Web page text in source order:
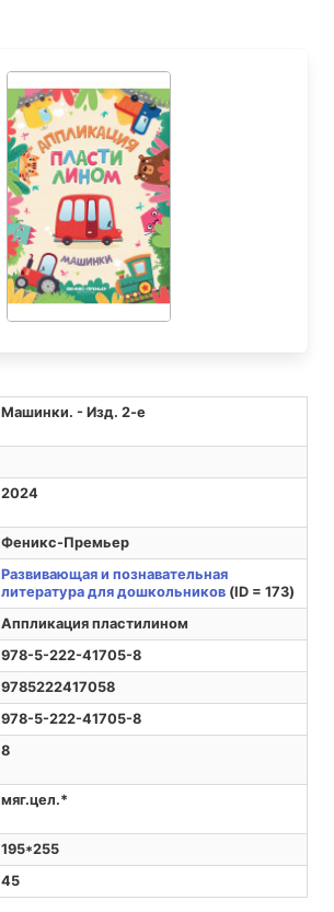
Машинки. - Изд. 2-е
2024
Феникс-Премьер
Развивающая и познавательная
литература для дошкольников(ID = 173)
Аппликация пластилином
978-5-222-41705-8
9785222417058
978-5-222-41705-8
8
мяг.цел.*
195*255
45